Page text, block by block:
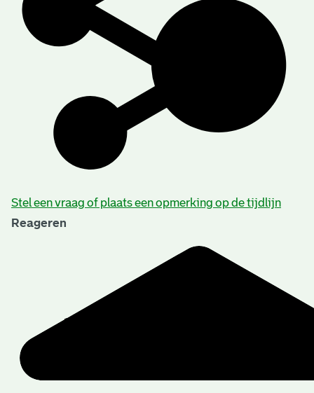
Stel een vraag of plaats een opmerking op de tijdlijn
Reageren